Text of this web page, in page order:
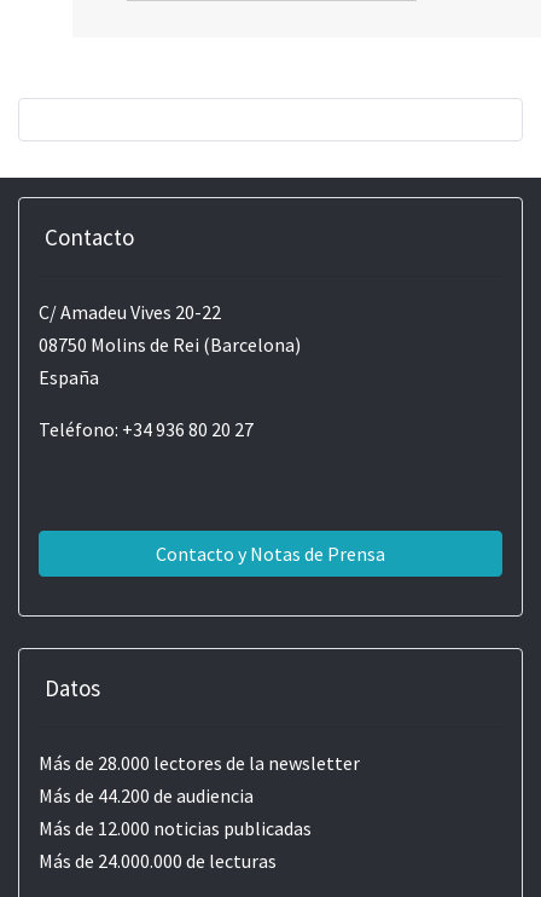
Contacto
C/ Amadeu Vives 20-22
08750 Molins de Rei (Barcelona)
España
Teléfono: +34 936 80 20 27
Contacto y Notas de Prensa
Datos
Más de 28.000 lectores de la newsletter
Más de 44.200 de audiencia
Más de 12.000 noticias publicadas
Más de 24.000.000 de lecturas